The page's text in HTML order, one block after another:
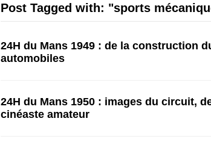
Post Tagged with: "sports
24H du Mans 1949 : de la construction
automobiles
24H du Mans 1950 : images du circuit,
cinéaste amateur